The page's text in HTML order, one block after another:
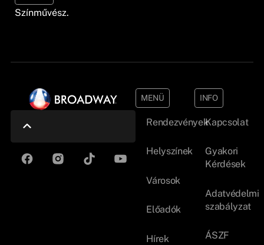
Színművész.
MENÜ
Rendezvények
Helyszínek
Városok
Előadók
Hírek
INFO
Kapcsolat
Gyakori
Kérdések
Adatvédelmi
szabályzat
ÁSZF